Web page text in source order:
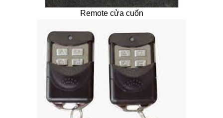
Remote cửa cuốn